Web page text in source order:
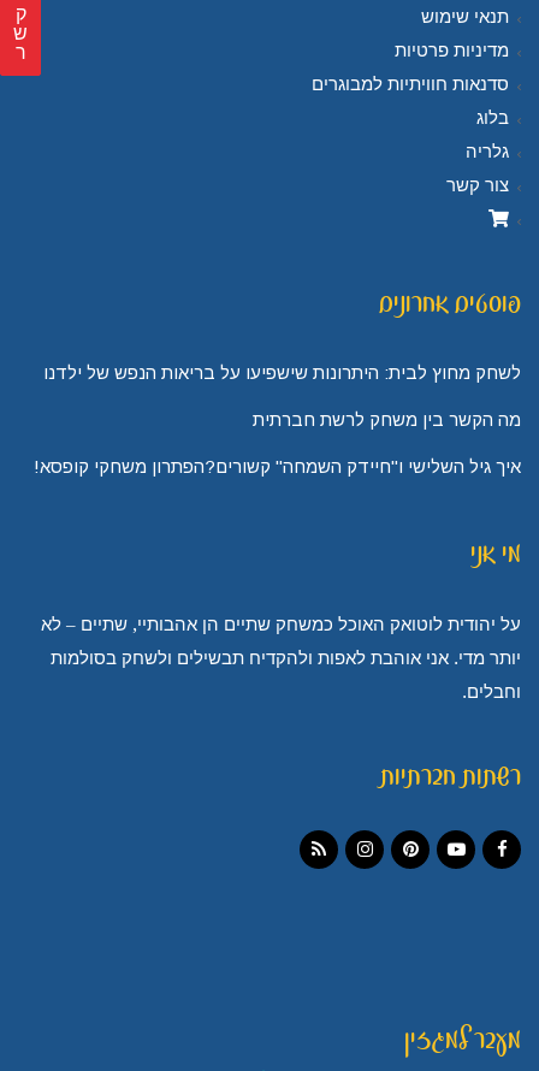
תנאי שימוש
מדיניות פרטיות
סדנאות חוויתיות למבוגרים
בלוג
גלריה
צור קשר
פוסטים אחרונים
לשחק מחוץ לבית: היתרונות שישפיעו על בריאות הנפש של ילדנו
מה הקשר בין משחק לרשת חברתית
איך גיל השלישי ו"חיידק השמחה" קשורים?הפתרון משחקי קופסא!
מי אני
על יהודית לוטואק האוכל כמשחק שתיים הן אהבותיי, שתיים – לא
יותר מדי. אני אוהבת לאפות ולהקדיח תבשילים ולשחק בסולמות
וחבלים.
רשתות חברתיות
מעבר למגזין
ק
ש
ר